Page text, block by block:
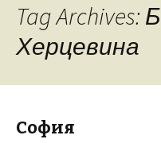
Tag Archives:
Херцевина
София